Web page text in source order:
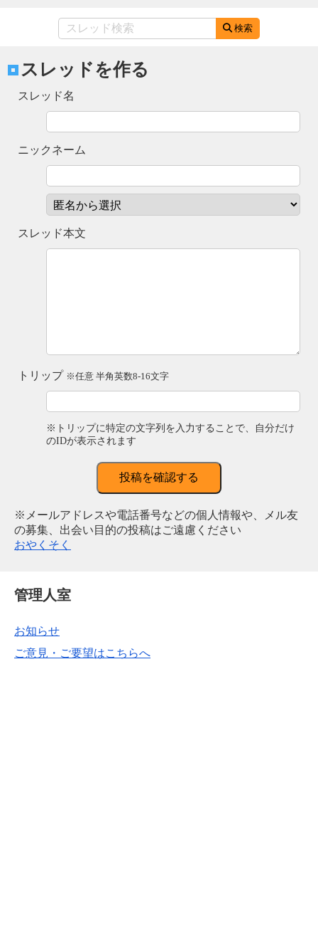
検索
スレッドを作る
スレッド名
ニックネーム
スレッド本文
トリップ ※任意 半角英数8-16文字
※トリップに特定の文字列を入力することで、自分だけ
のIDが表示されます
投稿を確認する
※メールアドレスや電話番号などの個人情報や、メル友
の募集、出会い目的の投稿はご遠慮ください
おやくそく
管理人室
お知らせ
ご意見・ご要望はこちらへ